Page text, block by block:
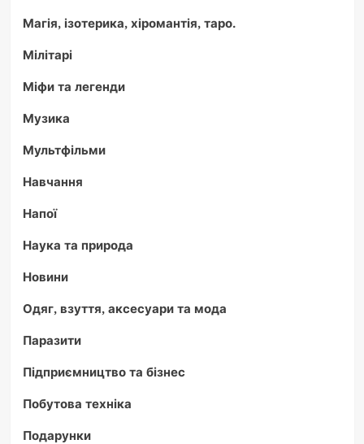
Магія, ізотерика, хіромантія, таро.
Мілітарі
Міфи та легенди
Музика
Мультфільми
Навчання
Напої
Наука та природа
Новини
Одяг, взуття, аксесуари та мода
Паразити
Підприємництво та бізнес
Побутова техніка
Подарунки